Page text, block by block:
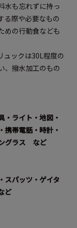
水も忘れずに持っ
る際や必要なもの
めの行動食なども
ュックは30L程度の
、撥水加工のもの
・ライト・地図・
携帯電話・時計・
グラス など
スパッツ・ゲイタ
ど